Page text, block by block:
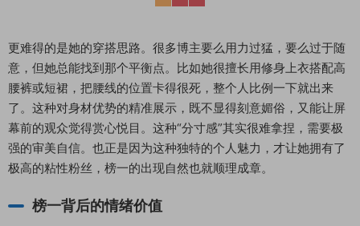
更难得的是她的穿搭思路。很多博主要么用力过猛，要么过于随
意，但她总能找到那个平衡点。比如她很擅长用修身上衣搭配高
腰裤或短裙，把腰线的位置卡得很死，整个人比例一下就出来
了。这种对身材优势的精准展示，既不显得刻意媚俗，又能让屏
幕前的观众觉得赏心悦目。这种“分寸感”其实很难拿捏，需要极
强的审美自信。也正是因为这种独特的个人魅力，才让她拥有了
极高的粘性粉丝，榜一的出现自然也就顺理成章。
榜一背后的情绪价值